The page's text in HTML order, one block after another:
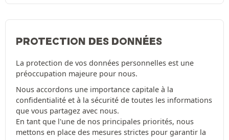
PROTECTION DES DONNÉES
La protection de vos données personnelles est une
préoccupation majeure pour nous.
Nous accordons une importance capitale à la
confidentialité et à la sécurité de toutes les informations
que vous partagez avec nous.
En tant que l'une de nos principales priorités, nous
mettons en place des mesures strictes pour garantir la